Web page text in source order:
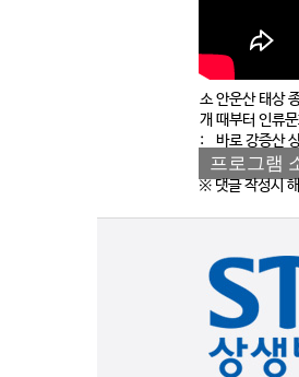
소
개
:
안운산 태상
때부터 인류
바로 강증산
프로그램
※ 댓글 작성시